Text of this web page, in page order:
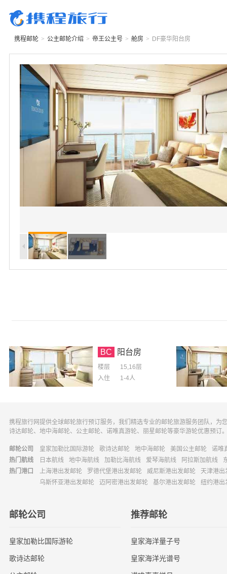
携程邮轮 > 公主邮轮介绍 > 帝王公主号 > 舱房 > DF豪华阳台房
BC 阳台房
楼层
15,16层
入住
1-4人
携程旅行网提供全球邮轮旅行预订服务，我们精选专业的邮轮旅游服务团队，
诗达邮轮、地中海邮轮、公主邮轮、诺唯真游轮、丽星邮轮等豪华游轮优惠预订
邮轮公司 皇家加勒比国际游轮 歌诗达邮轮 地中海邮轮 美国公主邮轮
诺唯
热门航线
日本航线 地中海航线 加勒比海航线 爱琴海航线 阿拉斯加航线
热门港口
上海港出发邮轮 罗德代堡港出发邮轮 威尼斯港出发邮轮
天津港出
乌斯怀亚港出发邮轮
迈阿密港出发邮轮 基尔港出发邮轮 纽约港出
邮轮公司
皇家加勒比国际游轮
歌诗达邮轮
推荐邮轮
皇家海洋量子号
皇家海洋光谱号